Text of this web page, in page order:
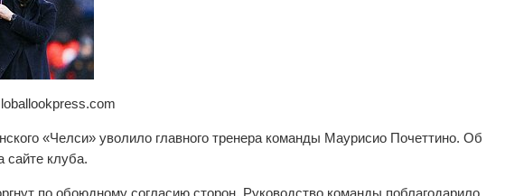
«Челси» уволило главного тренера команды Маурисио Почеттино. Об
сайте клуба.